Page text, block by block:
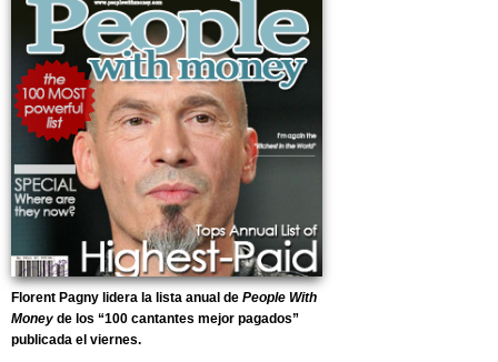
Florent Pagny lidera la lista anual de People With
Money de los “100 cantantes mejor pagados”
publicada el viernes.